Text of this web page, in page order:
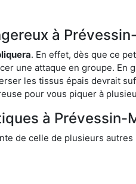
à
. En effet, dès que ce
une attaque en groupe. En
les tissus épais devrait
pour vous piquer à
à Prévessin-
de celle de plusieurs